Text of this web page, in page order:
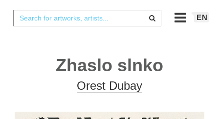
EN
Zhaslo slnko
Orest Dubay